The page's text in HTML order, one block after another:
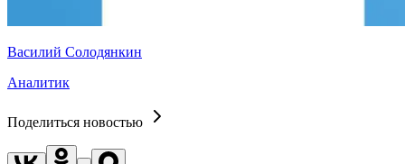
Василий Солодянкин
Аналитик
Поделиться новостью